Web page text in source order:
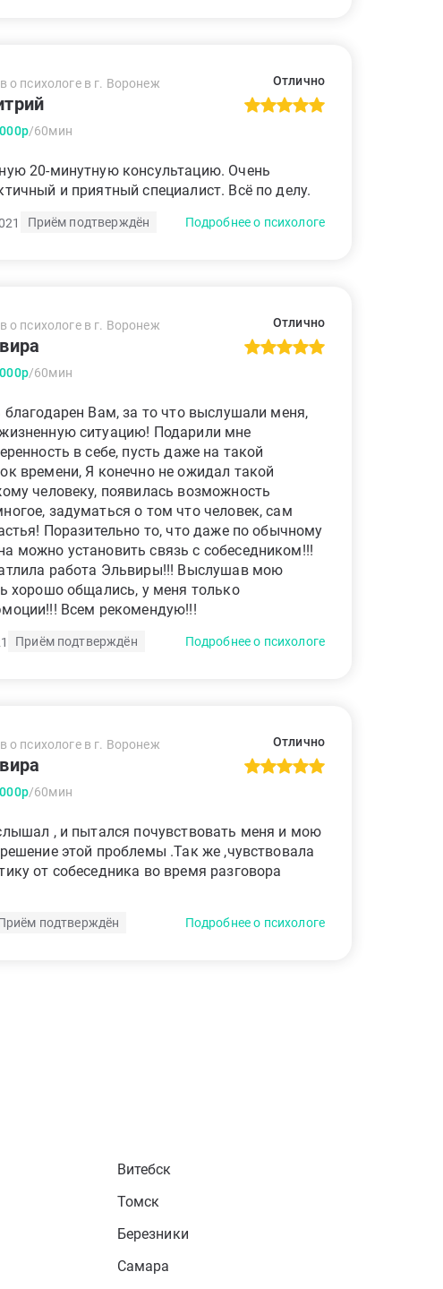
о психологе в г. Воронеж
/60мин
Отлично
20-минутную консультацию. Очень
и приятный специалист. Всё по делу.
Приём подтверждён Подробнее о психологе
о психологе в г. Воронеж
/60мин
Отлично
Вам, за то что выслушали меня,
ситуацию! Подарили мне
в себе, пусть даже на такой
времени, Я конечно не ожидал такой
человеку, появилась возможность
задуматься о том что человек, сам
Поразительно то, что даже по обычному
можно установить связь с собеседником!!!
работа Эльвиры!!! Выслушав мою
хорошо общались, у меня только
Всем рекомендую!!!
Приём подтверждён Подробнее о психологе
о психологе в г. Воронеж
/60мин
Отлично
, и пытался почувствовать меня и мою
этой проблемы .Так же ,чувствовала
от собеседника во время разговора
подтверждён Подробнее о психологе
Витебск
Томск
Березники
Самара